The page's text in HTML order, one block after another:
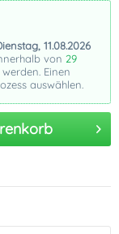
11.08.2026
von 29
Einen
auswählen.